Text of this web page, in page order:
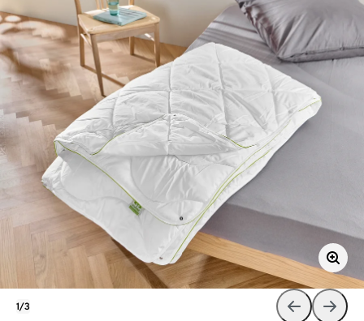
1/3